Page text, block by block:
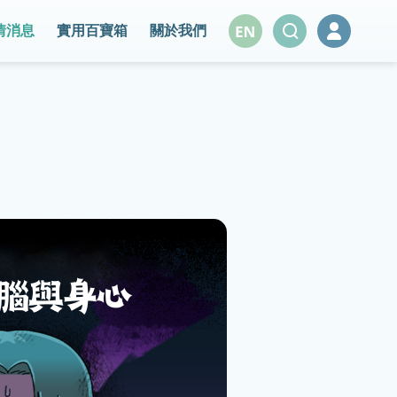
消息 實用百寶箱 關於我們